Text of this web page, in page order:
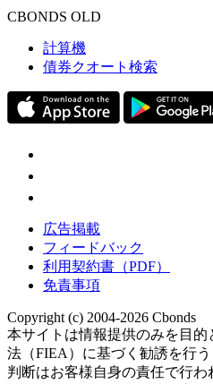
CBONDS OLD
計算機
債券クオート検索
広告掲載
フィードバック
利用契約書（PDF）
免責事項
Copyright (c) 2004-2026 Cbonds
本サイトは情報提供のみを目的
法（FIEA）に基づく勧誘を行
判断はお客様自身の責任で行わ